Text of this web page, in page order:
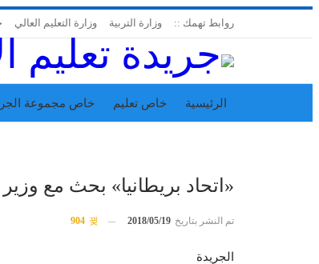
روابط تهمك :: وزارة التربية وزارة التعليم العالي
الرئيسية خاص تعليم خاص مجموعة
«اتحاد بريطانيا» بحث مع
تم النشر بتاريخ 2018/05/19
الجريدة